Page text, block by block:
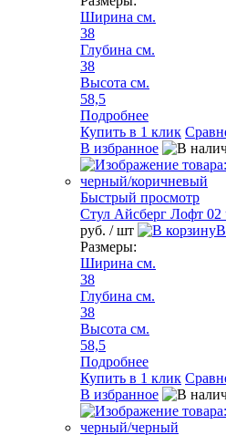
Ширина см.
38
Глубина см.
38
Высота см.
58,5
Подробнее
Купить в 1 клик
В избранное
Быстрый просмотр
Стул Айсберг Лофт
руб. / шт
В
Размеры:
Ширина см.
38
Глубина см.
38
Высота см.
58,5
Подробнее
Купить в 1 клик
В избранное